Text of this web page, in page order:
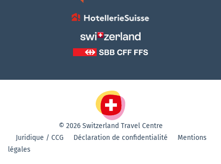
© 2026 Switzerland Travel Centre
Juridique / CCG
Déclaration de confidentialité
Mentions
légales